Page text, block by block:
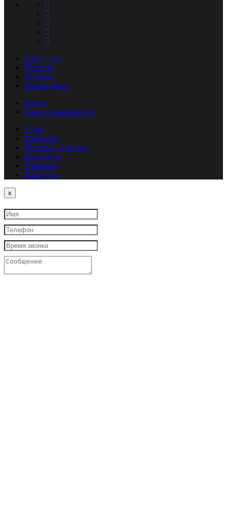
Прайс-лист
Новости
Отзывы
Форма связи
Войти
Зарегистрироваться
О нас
Контакты
Доставка и оплата
Реквизиты
Упаковка
Вакансии
x